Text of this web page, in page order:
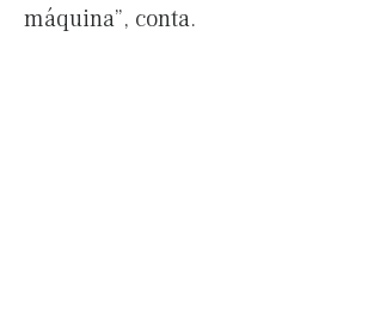
máquina”, conta.